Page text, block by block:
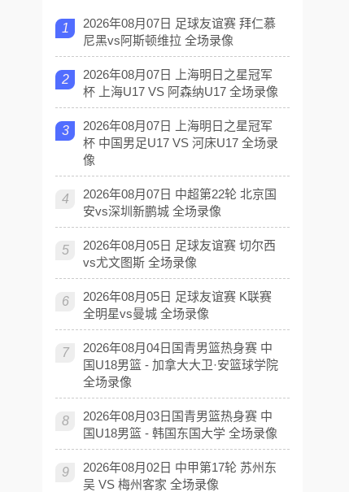
1
2026年08月07日 足球友谊赛 拜仁慕
尼黑vs阿斯顿维拉 全场录像
2
2026年08月07日 上海明日之星冠军
杯 上海U17 VS 阿森纳U17 全场录像
3
2026年08月07日 上海明日之星冠军
杯 中国男足U17 VS 河床U17 全场录
像
4
2026年08月07日 中超第22轮 北京国
安vs深圳新鹏城 全场录像
5
2026年08月05日 足球友谊赛 切尔西
vs尤文图斯 全场录像
6
2026年08月05日 足球友谊赛 K联赛
全明星vs曼城 全场录像
7
2026年08月04日国青男篮热身赛 中
国U18男篮 - 加拿大大卫·安篮球学院
全场录像
8
2026年08月03日国青男篮热身赛 中
国U18男篮 - 韩国东国大学 全场录像
9
2026年08月02日 中甲第17轮 苏州东
吴 VS 梅州客家 全场录像